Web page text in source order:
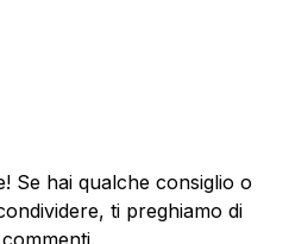
Se hai qualche consiglio o
ti preghiamo di